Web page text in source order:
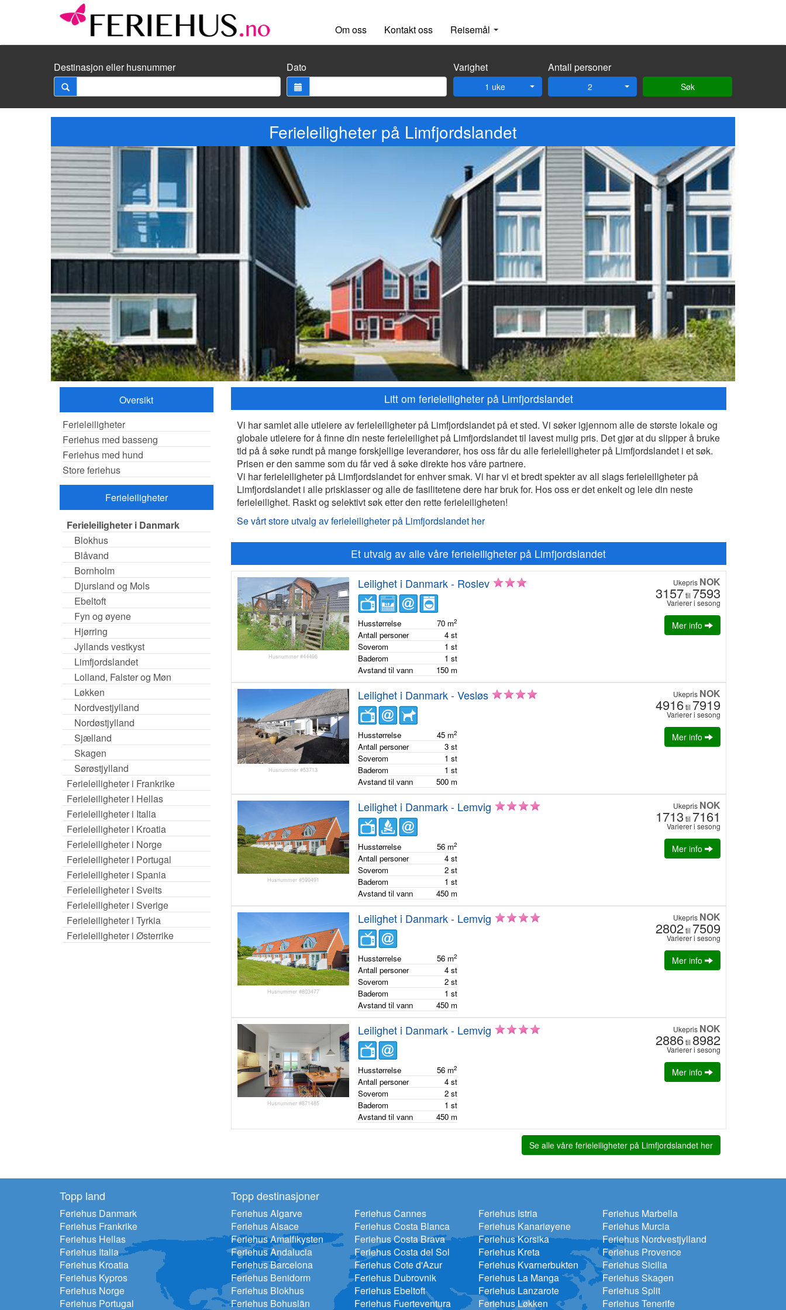
Om oss Kontakt oss Reisemål
Destinasjon eller husnummer Dato Varighet
1 uke
Antall personer
2 Søk
Ferieleiligheter på Limfjordslandet
Oversikt
Ferieleiligheter
Feriehus med basseng
Feriehus med hund
Store feriehus
Ferieleiligheter
Ferieleiligheter i Danmark
Blokhus
Blåvand
Bornholm
Djursland og Mols
Ebeltoft
Fyn og øyene
Hjørring
Jyllands vestkyst
Limfjordslandet
Lolland, Falster og Møn
Løkken
Nordvestjylland
Nordøstjylland
Sjælland
Skagen
Sørøstjylland
Ferieleiligheter i Frankrike
Ferieleiligheter i Hellas
Ferieleiligheter i Italia
Ferieleiligheter i Kroatia
Ferieleiligheter i Norge
Ferieleiligheter i Portugal
Ferieleiligheter i Spania
Ferieleiligheter i Sveits
Ferieleiligheter i Sverige
Ferieleiligheter i Tyrkia
Ferieleiligheter i Østerrike
Litt om ferieleiligheter på Limfjordslandet
Vi har samlet alle utleiere av ferieleiligheter på Limfjordslandet på et sted. Vi søker igjennom alle de største lokale og
globale utleiere for å finne din neste ferieleilighet på Limfjordslandet til lavest mulig pris. Det gjør at du slipper å bruke
tid på å søke rundt på mange forskjellige leverandører, hos oss får du alle ferieleiligheter på Limfjordslandet i et søk.
Prisen er den samme som du får ved å søke direkte hos våre partnere.
Vi har ferieleiligheter på Limfjordslandet for enhver smak. Vi har vi et bredt spekter av all slags ferieleiligheter på
Limfjordslandet i alle prisklasser og alle de fasilitetene dere har bruk for. Hos oss er det enkelt og leie din neste
ferieleilighet. Raskt og selektivt søk etter den rette ferieleiligheten!
Se vårt store utvalg av ferieleiligheter på Limfjordslandet her
Et utvalg av alle våre ferieleiligheter på Limfjordslandet
Husnummer #44496
Leilighet i Danmark - Roslev
Husstørrelse 70 m2
Antall personer 4 st
Soverom
1 st
Baderom
1 st
Avstand til vann
150 m
Ukepris NOK
3157til 7593
Varierer i sesong
Mer info
Husnummer #53713
Leilighet i Danmark - Vesløs
Husstørrelse 45 m2
Antall personer 3 st
Soverom
1 st
Baderom
1 st
Avstand til vann
500 m
Ukepris NOK
4916til 7919
Varierer i sesong
Mer info
Husnummer #599491
Leilighet i Danmark - Lemvig
Husstørrelse 56 m2
Antall personer 4 st
Soverom
2 st
Baderom
1 st
Avstand til vann
450 m
Ukepris NOK
1713 til 7161
Varierer i sesong
Mer info
Husnummer #803477
Leilighet i Danmark - Lemvig
Husstørrelse 56 m2
Antall personer 4 st
Soverom
2 st
Baderom
1 st
Avstand til vann
450 m
Ukepris NOK
2802til 7509
Varierer i sesong
Mer info
Husnummer #871485
Leilighet i Danmark - Lemvig
Husstørrelse 56 m2
Antall personer 4 st
Soverom
2 st
Baderom
1 st
Avstand til vann
450 m
Ukepris NOK
2886til 8982
Varierer i sesong
Mer info
Se alle våre ferieleiligheter på Limfjordslandet her
Topp land
Feriehus Danmark
Feriehus Frankrike
Feriehus Hellas
Feriehus Italia
Feriehus Kroatia
Feriehus Kypros
Feriehus Norge
Feriehus Portugal
Topp destinasjoner
Feriehus Algarve
Feriehus Alsace
Feriehus Amalfikysten
Feriehus Andalucia
Feriehus Barcelona
Feriehus Benidorm
Feriehus Blokhus
Feriehus Bohuslän
Feriehus Cannes
Feriehus Costa Blanca
Feriehus Costa Brava
Feriehus Costa del Sol
Feriehus Cote d'Azur
Feriehus Dubrovnik
Feriehus Ebeltoft
Feriehus Fuerteventura
Feriehus Istria
Feriehus Kanariøyene
Feriehus Korsika
Feriehus Kreta
Feriehus Kvarnerbukten
Feriehus La Manga
Feriehus Lanzarote
Feriehus Løkken
Feriehus Marbella
Feriehus Murcia
Feriehus Nordvestjylland
Feriehus Provence
Feriehus Sicilia
Feriehus Skagen
Feriehus Split
Feriehus Tenerife